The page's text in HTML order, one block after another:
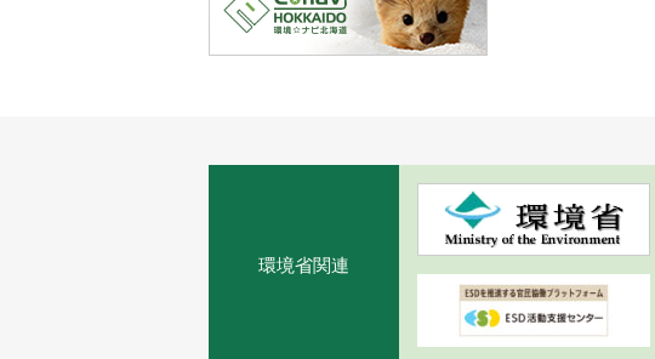
環境省関連